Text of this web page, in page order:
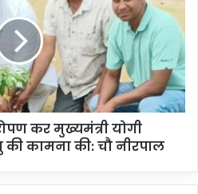
कर मुख्यमंत्री योगी
की कामना की: चौ नीरपाल